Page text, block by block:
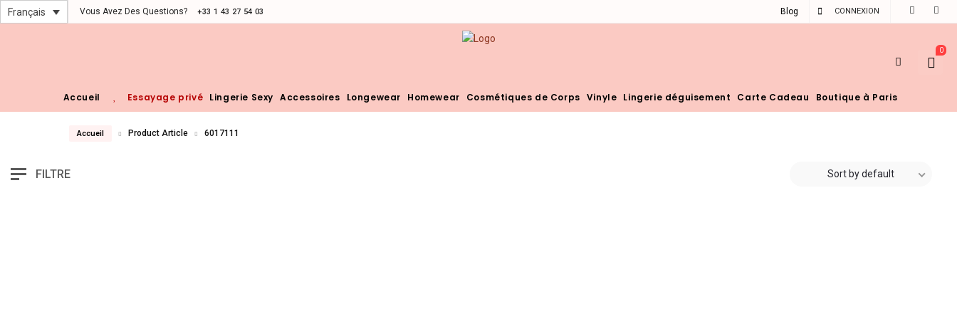
Français Vous Avez Des Questions? +33 1 43 27 54 03 CONNEXION
Blog
0
Accueil Essayage privé Lingerie Sexy Accessoires Longewear Homewear Cosmétiques de Corps Vinyle Lingerie déguisement Carte Cadeau Boutique à Paris
Accueil Product Article 6017111
FILTRE Sort by default